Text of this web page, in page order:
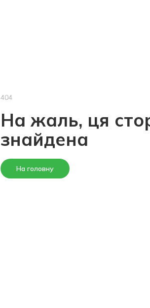
404
На жаль, ця
знайдена
На головну